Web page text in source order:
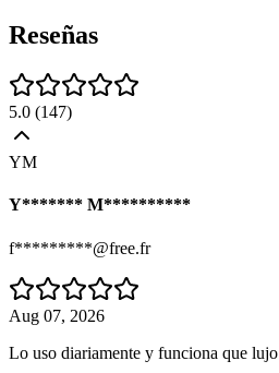
Reseñas
5.0 (147)
YM
Y******* M**********
f*********@free.fr
Aug 07, 2026
Lo uso diariamente y funciona que lujo